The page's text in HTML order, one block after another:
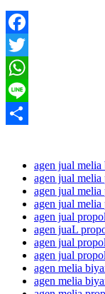
Facebook
Twitter
WhatsApp
Line
agen jual
agen jual
agen jual
agen jual
agen jual
agen juaL
agen jual
agen jual
agen melia
agen melia